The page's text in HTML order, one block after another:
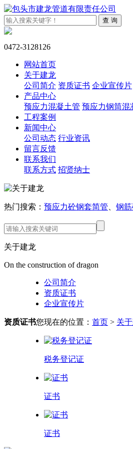
0472-3128126
网站首页
关于建龙
公司简介 资质证书 企业宣传片
产品中心
预应力混凝土管 预应力钢筒混
工程案例
新闻中心
公司动态 行业资讯
留言反馈
联系我们
联系方式 招贤纳士
热门搜索： 预应力砼钢套简管 钢
关于建龙
On the construction of dragon
公司简介
资质证书
企业宣传片
资质证书您现在的位置： 首页 > 关
税务登记证
证书
证书